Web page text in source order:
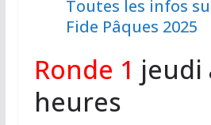
Toutes les infos
Fide Pâques 2025
Ronde 1 jeudi
heures